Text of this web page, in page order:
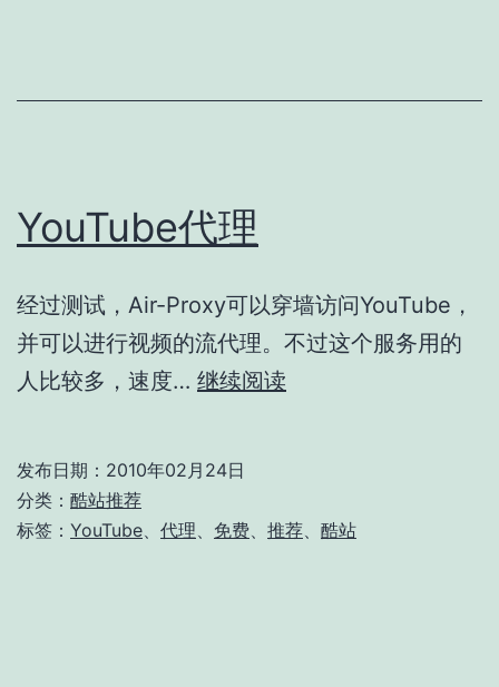
的
翻
译
YouTube代理
经过测试，Air-Proxy可以穿墙访问YouTube，
并可以进行视频的流代理。不过这个服务用的
人比较多，速度… 继续阅读
发布日期： 2010年02月24日
分类： 酷站推荐
标签： YouTube 代理 免费 推荐 酷站